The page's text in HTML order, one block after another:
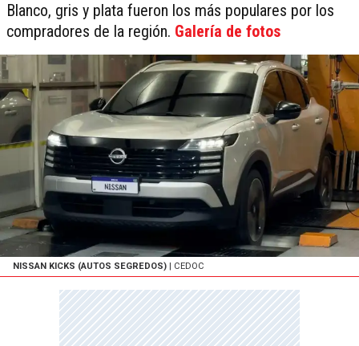
Blanco, gris y plata fueron los más populares por los
compradores de la región. Galería de fotos
NISSAN KICKS (AUTOS SEGREDOS) | CEDOC